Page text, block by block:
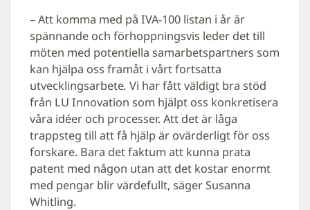
– Att komma med på IVA-100 listan i år är
spännande och förhoppningsvis leder det till
möten med potentiella samarbetspartners som
kan hjälpa oss framåt i vårt fortsatta
utvecklingsarbete. Vi har fått väldigt bra stöd
från LU Innovation som hjälpt oss konkretisera
våra idéer och processer. Att det är låga
trappsteg till att få hjälp är ovärderligt för oss
forskare. Bara det faktum att kunna prata
patent med någon utan att det kostar enormt
med pengar blir värdefullt, säger Susanna
Whitling.